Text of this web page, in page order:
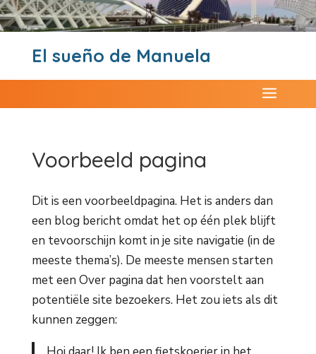
El sueño de Manuela
Voorbeeld pagina
Dit is een voorbeeldpagina. Het is anders dan
een blog bericht omdat het op één plek blijft
en tevoorschijn komt in je site navigatie (in de
meeste thema’s). De meeste mensen starten
met een Over pagina dat hen voorstelt aan
potentiële site bezoekers. Het zou iets als dit
kunnen zeggen: